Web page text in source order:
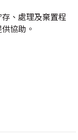
、處理及棄置程
協助。